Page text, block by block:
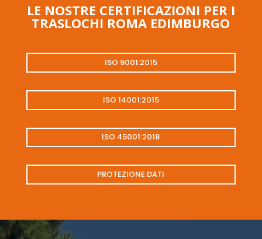
LE NOSTRE CERTIFICAZIONI PER I
TRASLOCHI ROMA EDIMBURGO
ISO 9001:2015
ISO 14001:2015
ISO 45001:2018
PROTEZIONE DATI